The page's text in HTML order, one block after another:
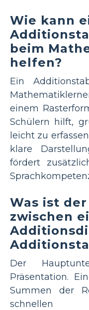
Wie kann
beim
helfen?
Ein
einem
Schülern hilft,
leicht zu
klare
fördert
Was ist
zwischen
Der
Präsentation.
Summen der
schnellen